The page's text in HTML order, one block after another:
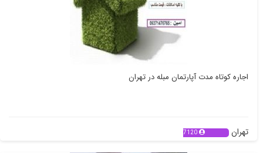
اجاره کوتاه مدت آپارتمان مبله در تهران
تهران 7120